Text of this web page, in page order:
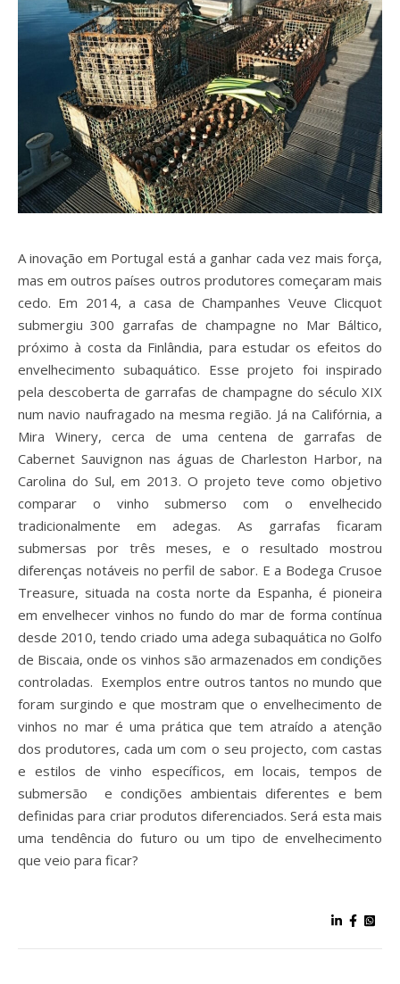
A inovação em Portugal está a ganhar cada vez mais força,
mas em outros países outros produtores começaram mais
cedo. Em 2014, a casa de Champanhes Veuve Clicquot
submergiu 300 garrafas de champagne no Mar Báltico,
próximo à costa da Finlândia, para estudar os efeitos do
envelhecimento subaquático. Esse projeto foi inspirado
pela descoberta de garrafas de champagne do século XIX
num navio naufragado na mesma região. Já na Califórnia, a
Mira Winery, cerca de uma centena de garrafas de
Cabernet Sauvignon nas águas de Charleston Harbor, na
Carolina do Sul, em 2013. O projeto teve como objetivo
comparar o vinho submerso com o envelhecido
tradicionalmente em adegas. As garrafas ficaram
submersas por três meses, e o resultado mostrou
diferenças notáveis no perfil de sabor. E a Bodega Crusoe
Treasure, situada na costa norte da Espanha, é pioneira
em envelhecer vinhos no fundo do mar de forma contínua
desde 2010, tendo criado uma adega subaquática no Golfo
de Biscaia, onde os vinhos são armazenados em condições
controladas. Exemplos entre outros tantos no mundo que
foram surgindo e que mostram que o envelhecimento de
vinhos no mar é uma prática que tem atraído a atenção
dos produtores, cada um com o seu projecto, com castas
e estilos de vinho específicos, em locais, tempos de
submersão e condições ambientais diferentes e bem
definidas para criar produtos diferenciados. Será esta mais
uma tendência do futuro ou um tipo de envelhecimento
que veio para ficar?